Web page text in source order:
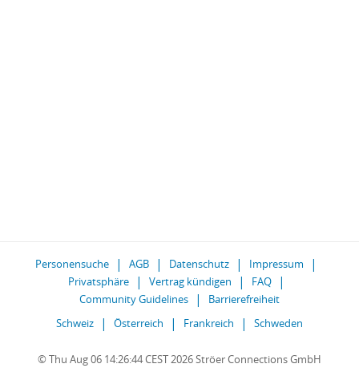
Personensuche AGB Datenschutz
Impressum
Privatsphäre
Vertrag kündigen
FAQ
Community Guidelines
Barrierefreiheit
Schweiz
Österreich Frankreich Schweden
© Thu Aug 06 14:26:44 CEST 2026 Ströer Connections GmbH